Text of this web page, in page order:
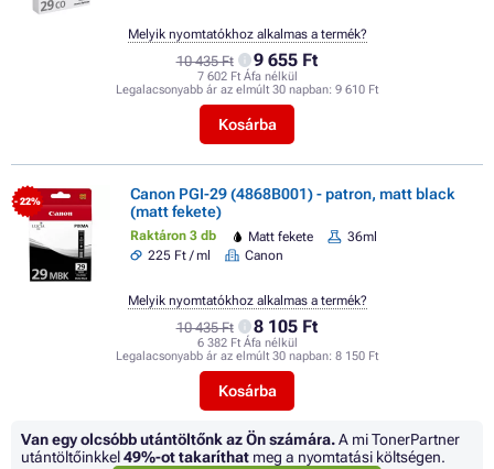
10 435 Ft 9 655 Ft
7 602 Ft Áfa nélkül
Legalacsonyabb ár az elmúlt 30 napban: 9 610 Ft
Kosárba
Melyik nyomtatókhoz alkalmas a termék?
- 22%
Canon PGI-29 (4868B001) - patron, matt black
(matt fekete)
Raktáron 3 db Matt fekete
36ml
225 Ft / ml
Canon
10 435 Ft 8 105 Ft
6 382 Ft Áfa nélkül
Legalacsonyabb ár az elmúlt 30 napban: 8 150 Ft
Kosárba
Melyik nyomtatókhoz alkalmas a termék?
Van egy olcsóbb utántöltőnk az Ön számára.A mi TonerPartner
utántöltőinkkel49%-ot takaríthat meg a nyomtatási költségen.